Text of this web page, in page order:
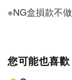
※NG盒損款不
您可能也喜歡